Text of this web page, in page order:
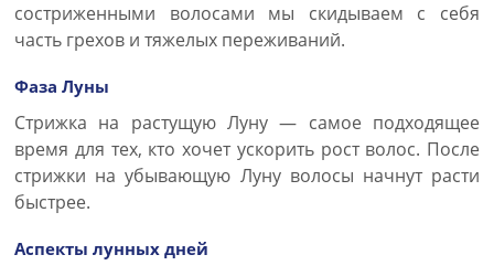
состриженными волосами мы скидываем с себя
часть грехов и тяжелых переживаний.
Фаза Луны
Стрижка на растущую Луну — самое подходящее
время для тех, кто хочет ускорить рост волос. После
стрижки на убывающую Луну волосы начнут расти
быстрее.
Аспекты лунных дней